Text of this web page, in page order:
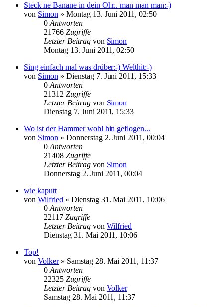
Steck ne Banane in dein Ohr.. man man man:-)
von Simon » Montag 13. Juni 2011, 02:50
0 Antworten
21766 Zugriffe
Letzter Beitrag von Simon
Montag 13. Juni 2011, 02:50
Sing einfach mal was drüber:-) Welthit:-)
von Simon » Dienstag 7. Juni 2011, 15:33
0 Antworten
21312 Zugriffe
Letzter Beitrag von Simon
Dienstag 7. Juni 2011, 15:33
Wo ist der Hammer wohl hin geflogen...
von Simon » Donnerstag 2. Juni 2011, 00:04
0 Antworten
21408 Zugriffe
Letzter Beitrag von Simon
Donnerstag 2. Juni 2011, 00:04
wie kaputt
von Wilfried » Dienstag 31. Mai 2011, 10:06
0 Antworten
22117 Zugriffe
Letzter Beitrag von Wilfried
Dienstag 31. Mai 2011, 10:06
Top!
von Volker» Samstag 28. Mai 2011, 11:37
0 Antworten
22325 Zugriffe
Letzter Beitrag von Volker
Samstag 28. Mai 2011, 11:37